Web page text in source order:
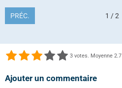
PRÉC. 1 / 2
3 votes. Moyenne 2.7
Ajouter un commentaire